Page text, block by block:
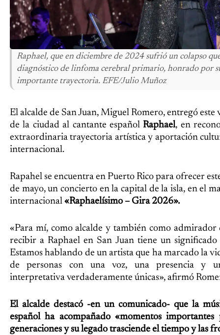
Raphael, que en diciembre de 2024 sufrió un colapso
diagnóstico de linfoma cerebral primario, honrado por
importante trayectoria. EFE/Julio Muñoz
El alcalde de San Juan, Miguel Romero, entregó este
de la ciudad al cantante españolRaphael, en
extraordinaria trayectoria artística y aportación
internacional.
Rapahel se encuentra en Puerto Rico para ofrecer
de mayo, un concierto en la capital de la isla, en el
internacional «Raphaelísimo – Gira 2026».
«Para mí, como alcalde y también como admirador
recibir a Raphael en San Juan tiene un significado
Estamos hablando de un artista que ha marcado la
de personas con una voz, una presencia y
interpretativa verdaderamente únicas», afirmó
El alcalde destacó -en un comunicado- que la
español ha acompañado «momentos importantes
generaciones y su legado trasciende el tiempo y las